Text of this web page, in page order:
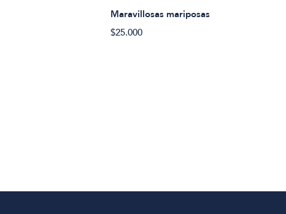
Maravillosas mariposas
$25.000